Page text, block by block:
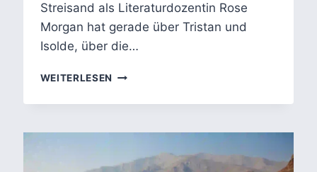
Streisand als Literaturdozentin Rose
Morgan hat gerade über Tristan und
Isolde, über die…
WEITERLESEN MINNE,
EHE,
–
TRISTAN